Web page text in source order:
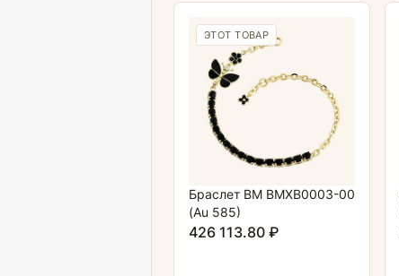
ЭТОТ ТОВАР
Браслет BM BMXB0003-00
(Au 585)
426 113.80 ₽